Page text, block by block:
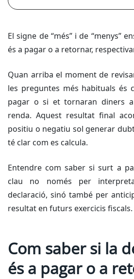
El signe de “més” i de “menys”
és a pagar o a retornar,
Quan arriba el moment de
les preguntes més habituals és
pagar o si et tornaran diners
renda. Aquest resultat final
positiu o negatiu sol generar
té clar com es calcula.
Entendre com saber si surt a
clau no només per
declaració, sinó també per
resultat en futurs exercicis fiscals.
Com saber si la
és a pagar o a